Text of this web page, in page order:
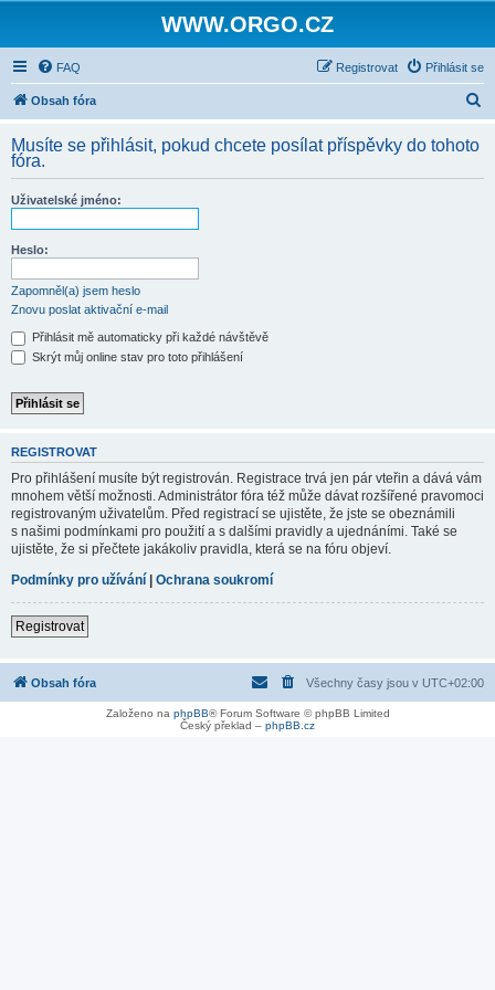
WWW.ORGO.CZ
FAQ Přihlásit se
Registrovat
Obsah fóra
d
Musíte se přihlásit, pokud chcete posílat příspěvky do tohoto
fóra.
Uživatelské jméno:
Heslo:
Zapomněl(a) jsem heslo
Znovu poslat aktivační e-mail
Přihlásit mě automaticky při každé návštěvě
Skrýt můj online stav pro toto přihlášení
REGISTROVAT
Pro přihlášení musíte být registrován. Registrace trvá jen pár vteřin a dává vám
mnohem větší možnosti. Administrátor fóra též může dávat rozšířené pravomoci
registrovaným uživatelům. Před registrací se ujistěte, že jste se obeznámili
s našimi podmínkami pro použití a s dalšími pravidly a ujednáními. Také se
ujistěte, že si přečtete jakákoliv pravidla, která se na fóru objeví.
Podmínky pro užívání | Ochrana soukromí
Registrovat
Obsah fóra Všechny časy jsou v UTC+02:00
Založeno na phpBB® Forum Software © phpBB Limited
Český překlad – phpBB.cz